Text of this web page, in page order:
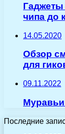
Гаджеты
чипа до
14.05.2020
Обзор
для
09.11.2022
Муравьи
Последние